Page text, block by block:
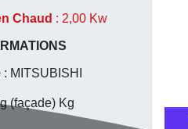
Chaud : 2,00 Kw
: MITSUBISHI
(façade) Kg